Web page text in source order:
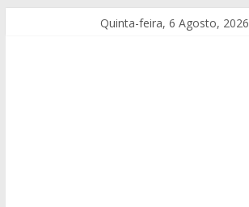
Quinta-feira, 6 Agosto, 2026